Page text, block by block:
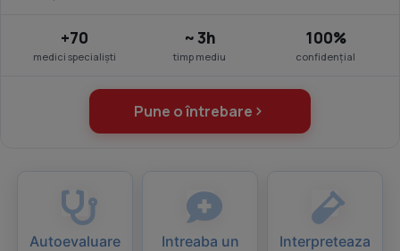
+70
medici specialiști
~ 3h
timp mediu
100%
confidențial
Pune o întrebare
Autoevaluare
Intreaba un
Interpreteaza